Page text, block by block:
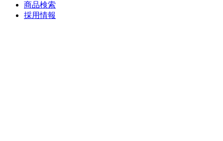
商品検索
採用情報